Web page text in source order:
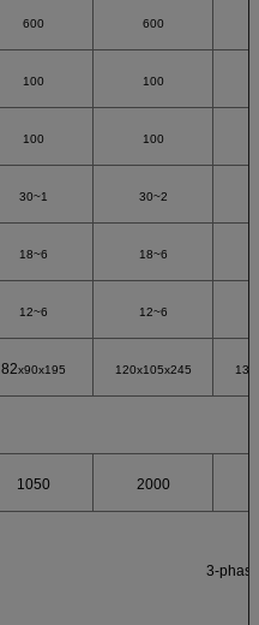
600 600
100 100
100 100
30~1 30~2
18~6 18~6
12~6 12~6
82x90x195 120x105x245
1050 2000
3-